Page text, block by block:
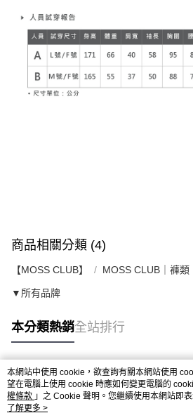
商品相關分類 (4)
【MOSS CLUB】 MOSS CLUB｜褲類
▼所有品牌
本分類熱銷全站排行
熱門標籤
本網站中使用 cookie，欲查詢有關本網站使用
望在電腦上使用 cookie 時應如何變更電腦的
權條款 」之 Cookie 聲明。您繼續使用本網站即
用條款之 Cookie 聲明使用 cookie。
了解更多 >